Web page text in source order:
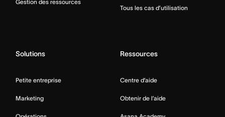
Gestion des ressources
Tous les cas d’utilisation
Solutions
Petite entreprise
Marketing
Ressources
Centre d’aide
Obtenir de l’aide